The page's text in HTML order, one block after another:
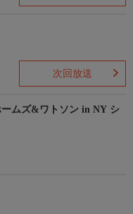
次回放送
ムズ&ワトソン in NY シ